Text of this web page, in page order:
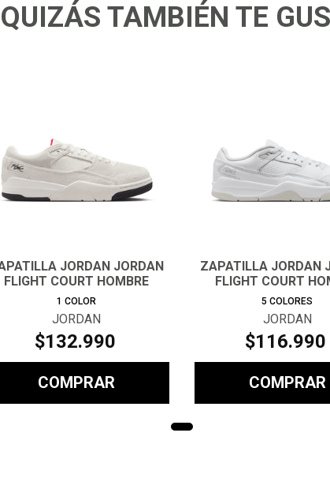
QUIZÁS TAMBIÉN TE
JORDAN JORDAN
FLIGHT COURT HOMBRE
1 COLOR
JORDAN
$132.990
COMPRAR
ZAPATILLA JORDAN
FLIGHT COURT
5 COLORES
JORDAN
$116.990
COMPRAR